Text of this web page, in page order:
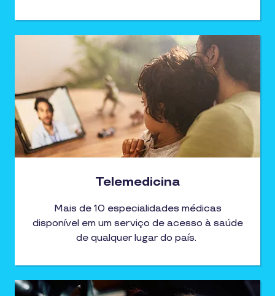
Telemedicina
Mais de 10 especialidades médicas
disponível em um serviço de acesso à saúde
de qualquer lugar do país.